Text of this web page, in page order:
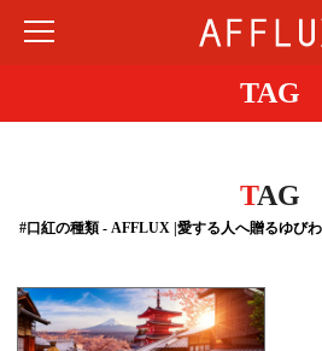
TAG
TAG
#口紅の種類 - AFFLUX |愛する人へ贈るゆび